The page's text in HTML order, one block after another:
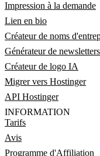
Impression à la demande
Lien en bio
Créateur de noms
Générateur de
Créateur de logo IA
Migrer vers Hostinger
API Hostinger
INFORMATION
Tarifs
Avis
Programme d'Affiliation